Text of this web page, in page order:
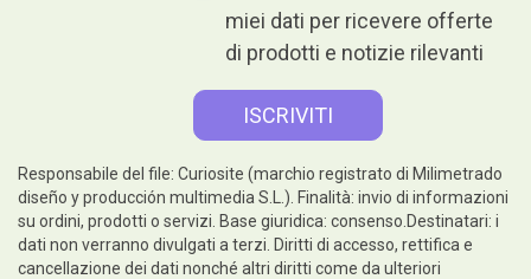
miei dati per ricevere offerte
di prodotti e notizie rilevanti
Responsabile del file: Curiosite (marchio registrato di Milimetrado
diseño y producción multimedia S.L.). Finalità: invio di informazioni
su ordini, prodotti o servizi. Base giuridica: consenso.Destinatari: i
dati non verranno divulgati a terzi. Diritti di accesso, rettifica e
cancellazione dei dati nonché altri diritti come da ulteriori